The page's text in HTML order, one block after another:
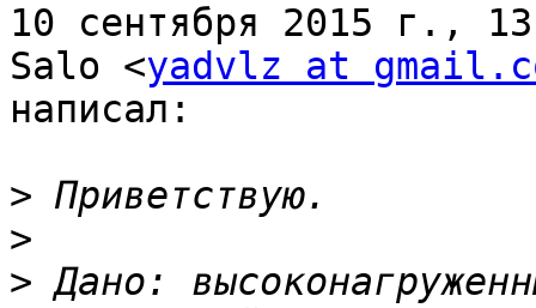
10 сентября 2015 г.,
Salo <yadvlz at
написал:
>
>
> Дано: